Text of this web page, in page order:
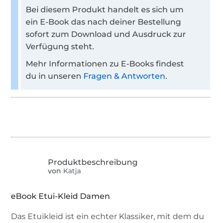
Bei diesem Produkt handelt es sich um
ein E-Book das nach deiner Bestellung
sofort zum Download und Ausdruck zur
Verfügung steht.
Mehr Informationen zu E-Books findest
du in unseren Fragen & Antworten.
von Katja
eBook Etui-Kleid Damen
Das Etuikleid ist ein echter Klassiker, mit dem du